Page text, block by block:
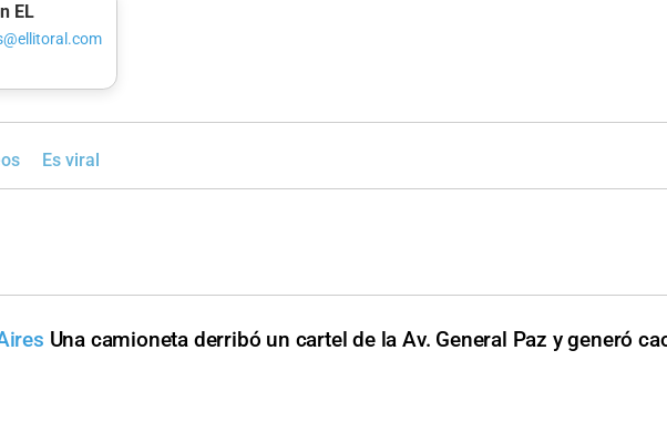
EL
Es viral
Una camioneta derribó un cartel de la Av. General Paz y generó